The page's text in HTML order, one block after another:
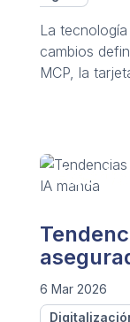
La
cambios
MCP, la
manda
6 Mar 2026